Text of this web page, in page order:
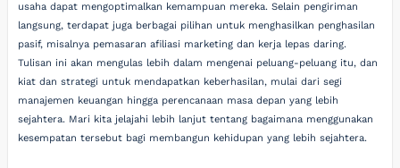
usaha dapat mengoptimalkan kemampuan mereka. Selain pengiriman
langsung, terdapat juga berbagai pilihan untuk menghasilkan penghasilan
pasif, misalnya pemasaran afiliasi marketing dan kerja lepas daring.
Tulisan ini akan mengulas lebih dalam mengenai peluang-peluang itu, dan
kiat dan strategi untuk mendapatkan keberhasilan, mulai dari segi
manajemen keuangan hingga perencanaan masa depan yang lebih
sejahtera. Mari kita jelajahi lebih lanjut tentang bagaimana menggunakan
kesempatan tersebut bagi membangun kehidupan yang lebih sejahtera.